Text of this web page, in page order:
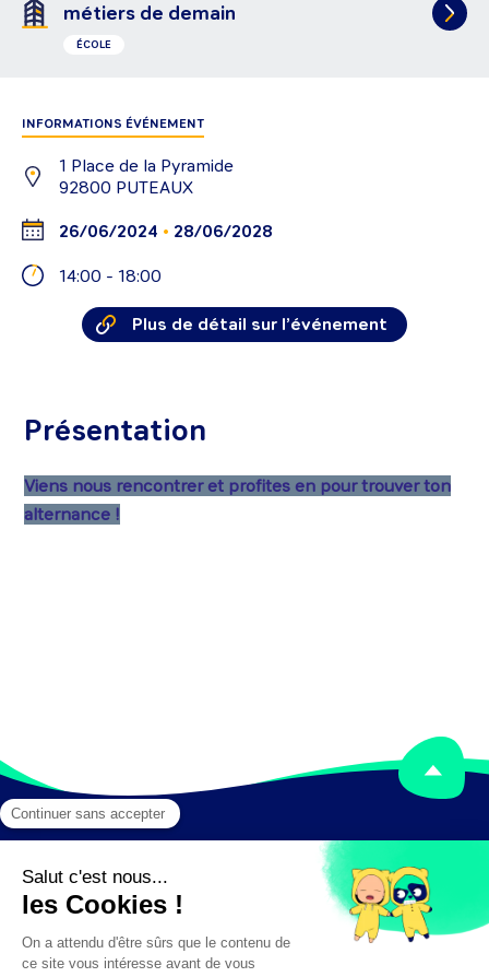
métiers de demain
ÉCOLE
INFORMATIONS ÉVÉNEMENT
1 Place de la Pyramide
92800 PUTEAUX
26/06/2024 • 28/06/2028
14:00 - 18:00
Plus de détail sur l’événement
Présentation
Viens nous rencontrer et profites en pour trouver ton
alternance !
Mentions légales